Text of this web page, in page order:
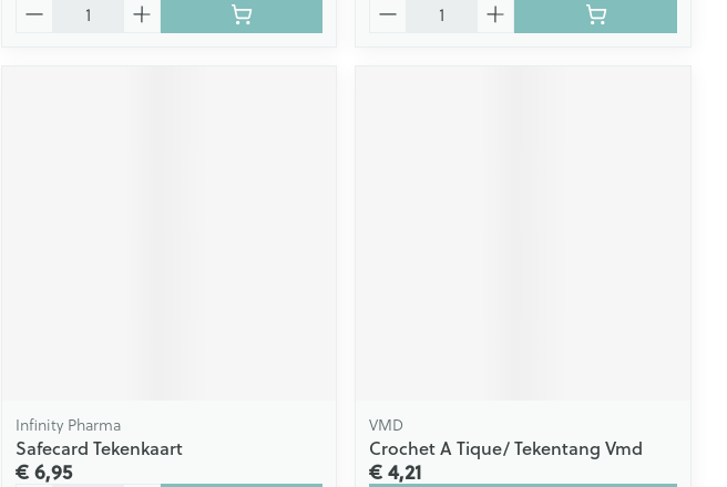
Infinity Pharma
Safecard Tekenkaart
€ 6,95
VMD
Crochet A Tique/ Tekentang Vmd
€ 4,21